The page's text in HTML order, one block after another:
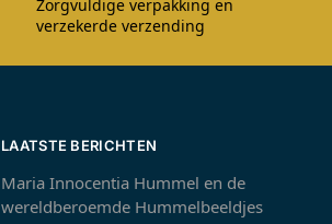
Zorgvuldige verpakking en
verzekerde verzending
LAATSTE BERICHTEN
Maria Innocentia Hummel en de
wereldberoemde Hummelbeeldjes